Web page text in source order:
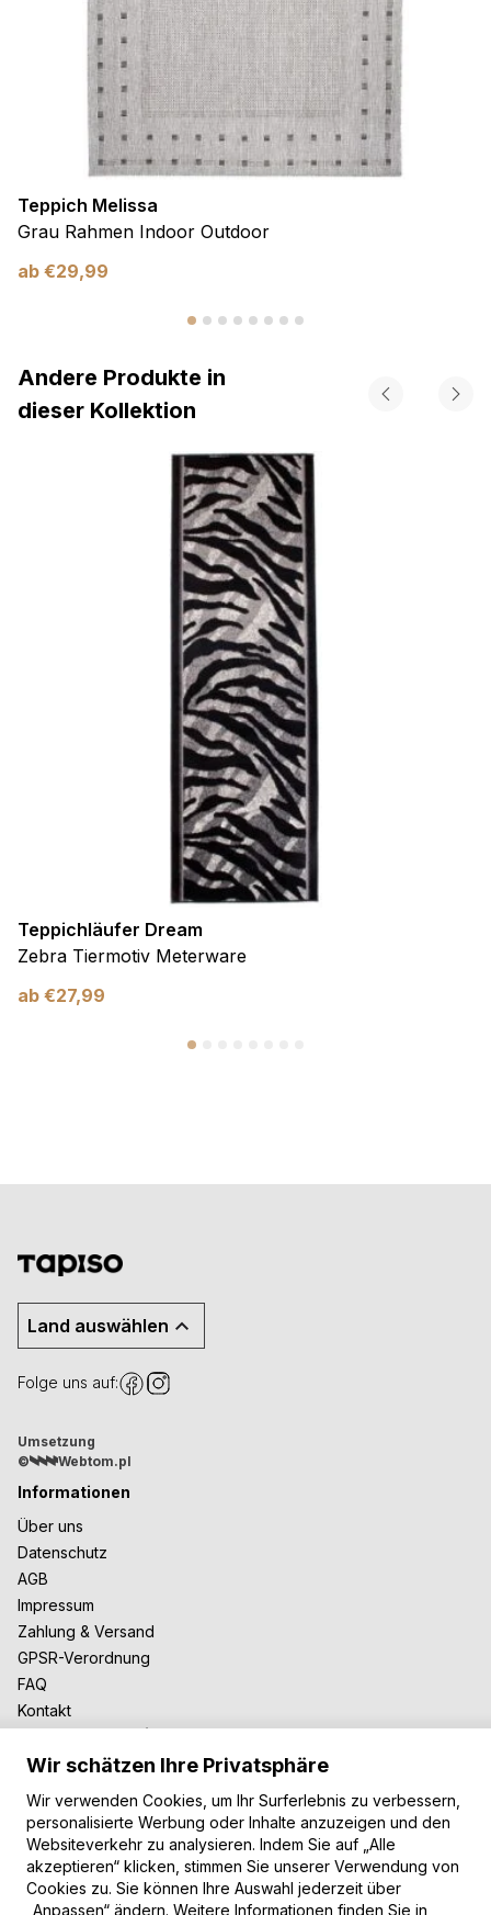
Teppich Melissa
Grau Rahmen Indoor Outdoor
ab €29,99
Andere Produkte in
dieser Kollektion
Teppichläufer Dream
Zebra Tiermotiv Meterware
ab €27,99
Land auswählen
Folge uns auf:
Umsetzung
©
Webtom.pl
Informationen
Über uns
Datenschutz
AGB
Impressum
Zahlung & Versand
GPSR-Verordnung
FAQ
Kontakt
Zusammenarbeit
Für Blogger
B2B-Zusammenarbeit
Unsere Teppiche
Moderne Teppiche
Vintage Teppiche
Shaggy Teppiche
Wir schätzen Ihre Privatsphäre
Wir verwenden Cookies, um Ihr Surferlebnis zu verbessern,
personalisierte Werbung oder Inhalte anzuzeigen und den
Websiteverkehr zu analysieren. Indem Sie auf „Alle
akzeptieren“ klicken, stimmen Sie unserer Verwendung von
Cookies zu. Sie können Ihre Auswahl jederzeit über
„Anpassen“ ändern. Weitere Informationen finden Sie in